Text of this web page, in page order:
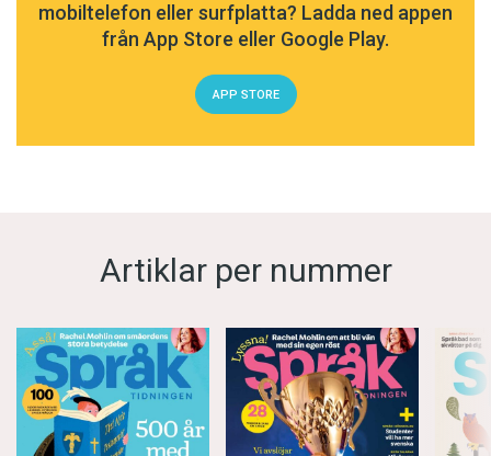
mobiltelefon eller surfplatta? Ladda ned appen
från App Store eller Google Play.
APP STORE
Artiklar per nummer